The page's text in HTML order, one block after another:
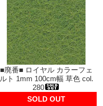
■廃番■ ロイヤル カラーフェ
ルト 1mm 100cm幅 草色 col.
280
SOLD OUT